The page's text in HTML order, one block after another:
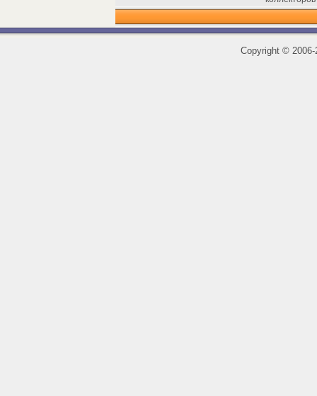
Copyright ©